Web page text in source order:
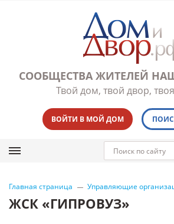
СООБЩЕСТВА ЖИТЕЛЕЙ
Твой дом, твой двор,
ВОЙТИ В МОЙ ДОМ
Главная страница Управляющие
ЖСК «ГИПРОВУЗ»